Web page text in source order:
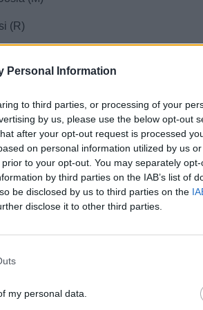
Personal Information
to third parties, or processing of your
by us, please use the below opt-out
after your opt-out request is processed
on personal information utilized by us
to your opt-out. You may separately
by third parties on the IAB’s list of
be disclosed by us to third parties on the
disclose it to other third parties.
my personal data.
(R)
il club giallorosso è
di recupero.
Esposito para
regna ancora l’equilibrio